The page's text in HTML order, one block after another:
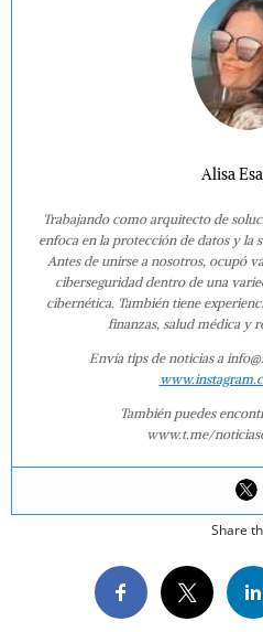
Alisa
Trabajando como arquitecto de
enfoca en la protección de datos y la
Antes de unirse a nosotros, ocupó
ciberseguridad dentro de una
cibernética. También tiene
finanzas, salud médica y
Envía tips de noticias a
También puedes
www.t.me/
Share